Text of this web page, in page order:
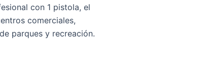
con 1 pistola, el
comerciales,
parques y recreación.